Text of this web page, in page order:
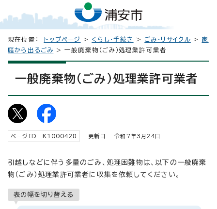
現在位置： トップページ > くらし・手続き > ごみ・リサイクル > 家
庭から出るごみ > 一般廃棄物（ごみ）処理業許可業者
一般廃棄物（ごみ）処理業許可業者
ページID K 1000428 更新日 令和7年3月 24日
引越しなどに伴う多量のごみ、処理困難物は、以下の一般廃棄
物（ごみ）処理業許可業者に収集を依頼してください。
表の幅を切り替える